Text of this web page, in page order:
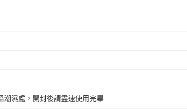
潮濕處，開封後請盡速使用完畢